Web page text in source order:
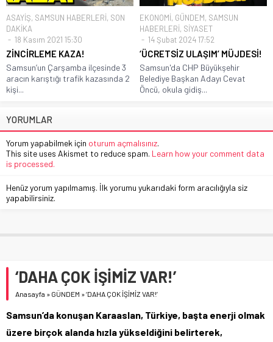
ASAYİŞ, SAMSUN HABERLERİ, SON
DAKİKA
18 Kasım 2021 15:30
ZİNCİRLEME KAZA!
Samsun’un Çarşamba ilçesinde 3
aracın karıştığı trafik kazasında 2
kişi...
EKONOMİ, GÜNDEM, SAMSUN
HABERLERİ, SİYASET
14 Şubat 2024 17:52
‘ÜCRETSİZ ULAŞIM’ MÜJDESİ!
Samsun'da CHP Büyükşehir
Belediye Başkan Adayı Cevat
Öncü, okula gidiş...
YORUMLAR
Yorum yapabilmek için oturum açmalısınız.
This site uses Akismet to reduce spam. Learn how your comment data
is processed.
Henüz yorum yapılmamış. İlk yorumu yukarıdaki form aracılığıyla siz
yapabilirsiniz.
‘DAHA ÇOK İŞİMİZ VAR!’
Anasayfa » GÜNDEM »‘DAHA ÇOK İŞİMİZ VAR!’
Samsun’da konuşan Karaaslan, Türkiye, başta enerji olmak
üzere birçok alanda hızla yükseldiğini belirterek,